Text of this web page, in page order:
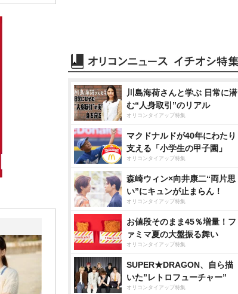
川島海荷さんと学ぶ 日常に潜
む“人身取引”のリアル
オリコンタイアップ特集
マクドナルドが40年にわたり
支える「小学生の甲子園」
オリコンタイアップ特集
森崎ウィン×向井康二“両片思
い”にキュンが止まらん！
オリコンタイアップ特集
お値段そのまま45％増量！フ
ァミマ夏の大盤振る舞い
オリコンタイアップ特集
SUPER★DRAGON、自ら描
いた”レトロフューチャー”
オリコンタイアップ特集